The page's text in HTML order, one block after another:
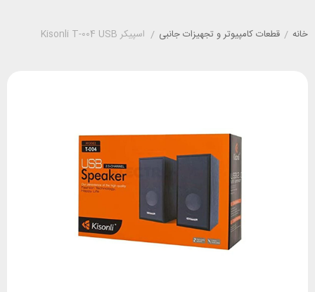
خانه / قطعات کامپیوتر و تجهیزات جانبی / اسپیکر Kisonli T-004 USB